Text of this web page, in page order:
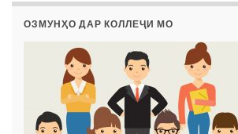
ОЗМУНҲО ДАР КОЛЛЕҶИ МО